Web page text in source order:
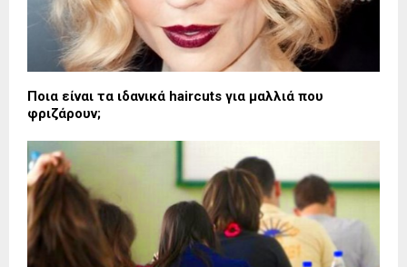
Ποια είναι τα ιδανικά haircuts για μαλλιά που
φριζάρουν;